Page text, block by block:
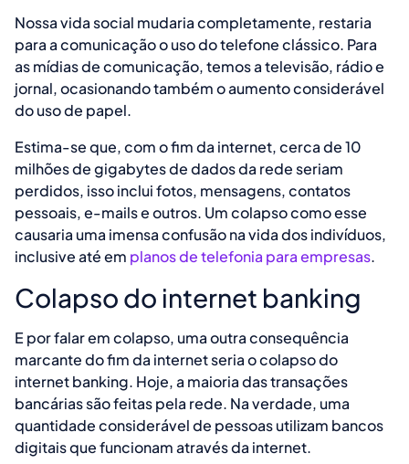
Nossa vida social mudaria completamente, restaria
para a comunicação o uso do telefone clássico. Para
as mídias de comunicação, temos a televisão, rádio e
jornal, ocasionando também o aumento considerável
do uso de papel.
Estima-se que, com o fim da internet, cerca de 10
milhões de gigabytes de dados da rede seriam
perdidos, isso inclui fotos, mensagens, contatos
pessoais, e-mails e outros. Um colapso como esse
causaria uma imensa confusão na vida dos indivíduos,
inclusive até em planos de telefonia para empresas.
Colapso do internet banking
E por falar em colapso, uma outra consequência
marcante do fim da internet seria o colapso do
internet banking. Hoje, a maioria das transações
bancárias são feitas pela rede. Na verdade, uma
quantidade considerável de pessoas utilizam bancos
digitais que funcionam através da internet.